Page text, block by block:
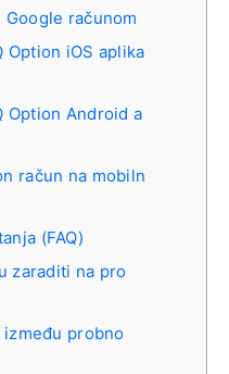
računom
Option iOS aplika
Option Android a
račun na mobiln
(FAQ)
zaraditi na pro
između probno